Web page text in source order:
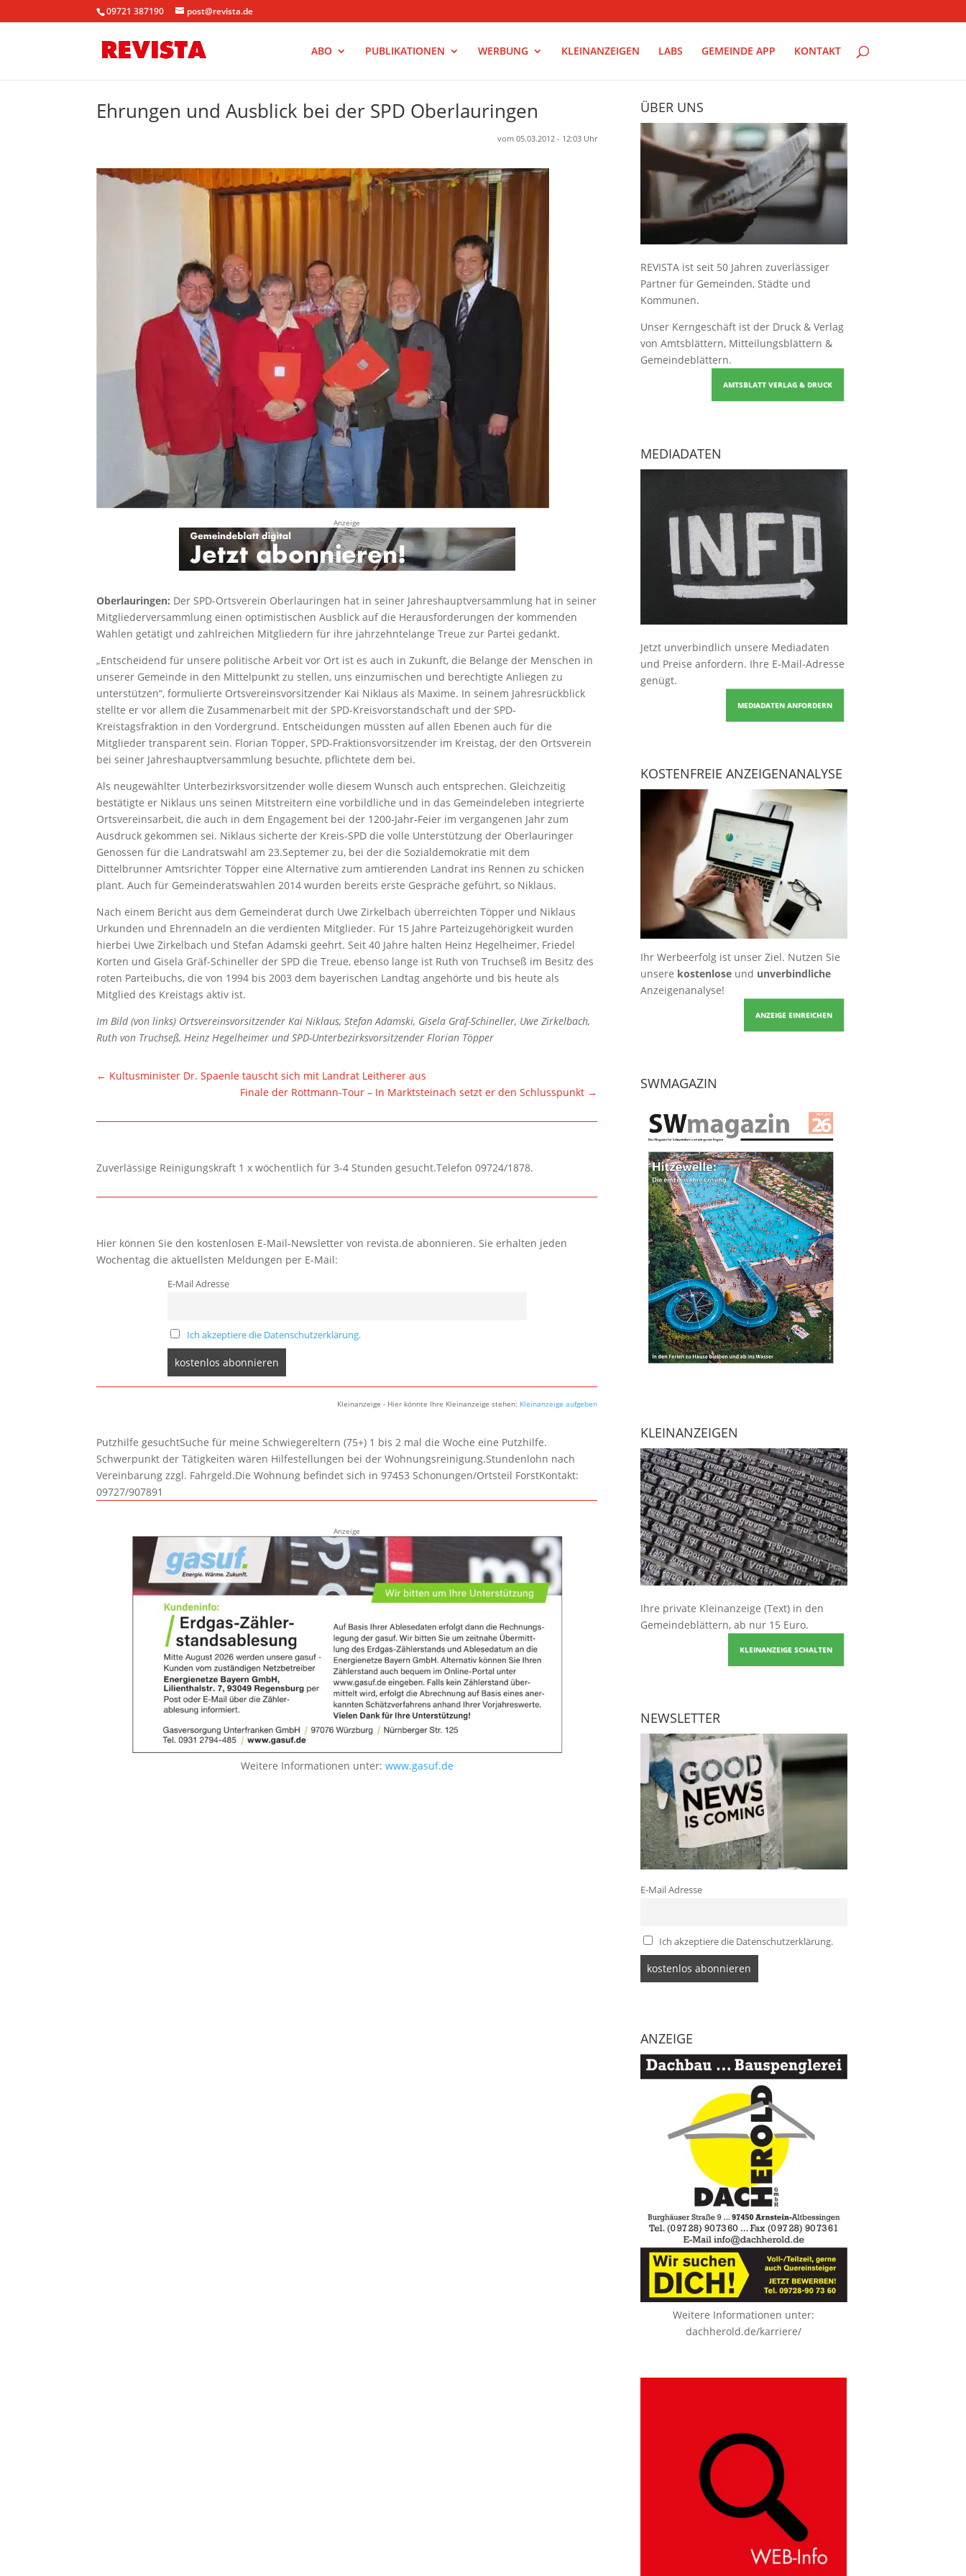
09721 387190 post@revista.de
ABO PUBLIKATIONEN WERBUNG KLEINANZEIGEN LABS GEMEINDE APP KONTAKT
Ehrungen und Ausblick bei der SPD Oberlauringen
vom 05.03.2012 - 12:03 Uhr
Anzeige
Oberlauringen: Der SPD-Ortsverein Oberlauringen hat in seiner Jahreshauptversammlung hat in seiner
Mitgliederversammlung einen optimistischen Ausblick auf die Herausforderungen der kommenden
Wahlen getätigt und zahlreichen Mitgliedern für ihre jahrzehntelange Treue zur Partei gedankt.
„Entscheidend für unsere politische Arbeit vor Ort ist es auch in Zukunft, die Belange der Menschen in
unserer Gemeinde in den Mittelpunkt zu stellen, uns einzumischen und berechtigte Anliegen zu
unterstützen“, formulierte Ortsvereinsvorsitzender Kai Niklaus als Maxime. In seinem Jahresrückblick
stellte er vor allem die Zusammenarbeit mit der SPD-Kreisvorstandschaft und der SPD-
Kreistagsfraktion in den Vordergrund. Entscheidungen müssten auf allen Ebenen auch für die
Mitglieder transparent sein. Florian Töpper, SPD-Fraktionsvorsitzender im Kreistag, der den Ortsverein
bei seiner Jahreshauptversammlung besuchte, pflichtete dem bei.
Als neugewählter Unterbezirksvorsitzender wolle diesem Wunsch auch entsprechen. Gleichzeitig
bestätigte er Niklaus uns seinen Mitstreitern eine vorbildliche und in das Gemeindeleben integrierte
Ortsvereinsarbeit, die auch in dem Engagement bei der 1200-Jahr-Feier im vergangenen Jahr zum
Ausdruck gekommen sei. Niklaus sicherte der Kreis-SPD die volle Unterstützung der Oberlauringer
Genossen für die Landratswahl am 23.Septemer zu, bei der die Sozialdemokratie mit dem
Dittelbrunner Amtsrichter Töpper eine Alternative zum amtierenden Landrat ins Rennen zu schicken
plant. Auch für Gemeinderatswahlen 2014 wurden bereits erste Gespräche geführt, so Niklaus.
Nach einem Bericht aus dem Gemeinderat durch Uwe Zirkelbach überreichten Töpper und Niklaus
Urkunden und Ehrennadeln an die verdienten Mitglieder. Für 15 Jahre Parteizugehörigkeit wurden
hierbei Uwe Zirkelbach und Stefan Adamski geehrt. Seit 40 Jahre halten Heinz Hegelheimer, Friedel
Korten und Gisela Gräf-Schineller der SPD die Treue, ebenso lange ist Ruth von Truchseß im Besitz des
roten Parteibuchs, die von 1994 bis 2003 dem bayerischen Landtag angehörte und bis heute als
Mitglied des Kreistags aktiv ist.
Im Bild (von links) Ortsvereinsvorsitzender Kai Niklaus, Stefan Adamski, Gisela Gräf-Schineller, Uwe Zirkelbach,
Ruth von Truchseß, Heinz Hegelheimer und SPD-Unterbezirksvorsitzender Florian Töpper
← Kultusminister Dr. Spaenle tauscht sich mit Landrat Leitherer aus
Finale der Rottmann-Tour – In Marktsteinach setzt er den Schlusspunkt →
Zuverlässige Reinigungskraft 1 x wöchentlich für 3-4 Stunden gesucht.Telefon 09724/1878.
Hier können Sie den kostenlosen E-Mail-Newsletter von revista.de abonnieren. Sie erhalten jeden
Wochentag die aktuellsten Meldungen per E-Mail:
E-Mail Adresse
Ich akzeptiere die Datenschutzerklärung.
Kleinanzeige - Hier könnte Ihre Kleinanzeige stehen: Kleinanzeige aufgeben
Putzhilfe gesuchtSuche für meine Schwiegereltern (75+) 1 bis 2 mal die Woche eine Putzhilfe.
Schwerpunkt der Tätigkeiten wären Hilfestellungen bei der Wohnungsreinigung.Stundenlohn nach
Vereinbarung zzgl. Fahrgeld.Die Wohnung befindet sich in 97453 Schonungen/Ortsteil ForstKontakt:
09727/907891
Anzeige
Weitere Informationen unter: www.gasuf.de
ÜBER UNS
REVISTA ist seit 50 Jahren zuverlässiger
Partner für Gemeinden, Städte und
Kommunen.
Unser Kerngeschäft ist der Druck & Verlag
von Amtsblättern, Mitteilungsblättern &
Gemeindeblättern.
AMTSBLATT VERLAG & DRUCK
MEDIADATEN
Jetzt unverbindlich unsere Mediadaten
und Preise anfordern. Ihre E-Mail-Adresse
genügt.
MEDIADATEN ANFORDERN
KOSTENFREIE ANZEIGENANALYSE
Ihr Werbeerfolg ist unser Ziel. Nutzen Sie
unsere kostenloseund unverbindliche
Anzeigenanalyse!
ANZEIGE EINREICHEN
SWMAGAZIN
KLEINANZEIGEN
Ihre private Kleinanzeige (Text) in den
Gemeindeblättern, ab nur 15 Euro.
KLEINANZEIGE SCHALTEN
NEWSLETTER
E-Mail Adresse
Ich akzeptiere die Datenschutzerklärung.
ANZEIGE
Weitere Informationen unter:
dachherold.de/karriere/